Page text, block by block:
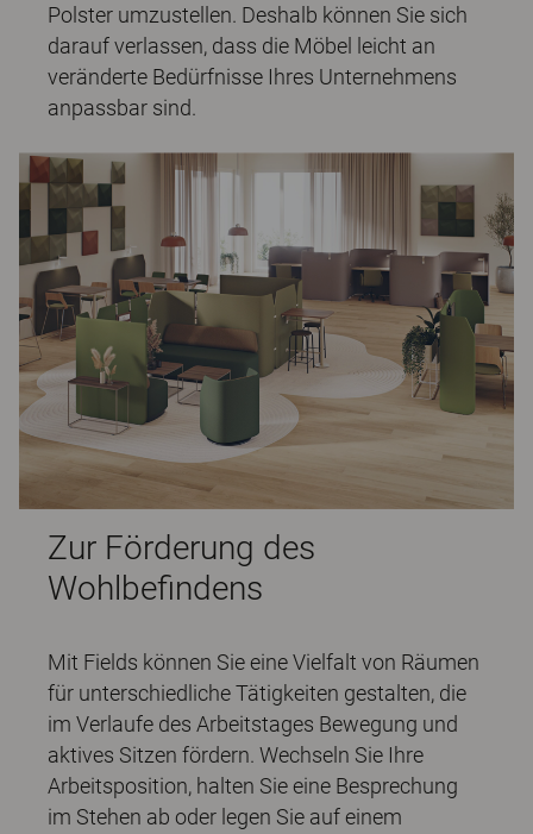
Polster umzustellen. Deshalb können Sie sich
darauf verlassen, dass die Möbel leicht an
veränderte Bedürfnisse Ihres Unternehmens
anpassbar sind.
Zur Förderung des
Wohlbefindens
Mit Fields können Sie eine Vielfalt von Räumen
für unterschiedliche Tätigkeiten gestalten, die
im Verlaufe des Arbeitstages Bewegung und
aktives Sitzen fördern. Wechseln Sie Ihre
Arbeitsposition, halten Sie eine Besprechung
im Stehen ab oder legen Sie auf einem